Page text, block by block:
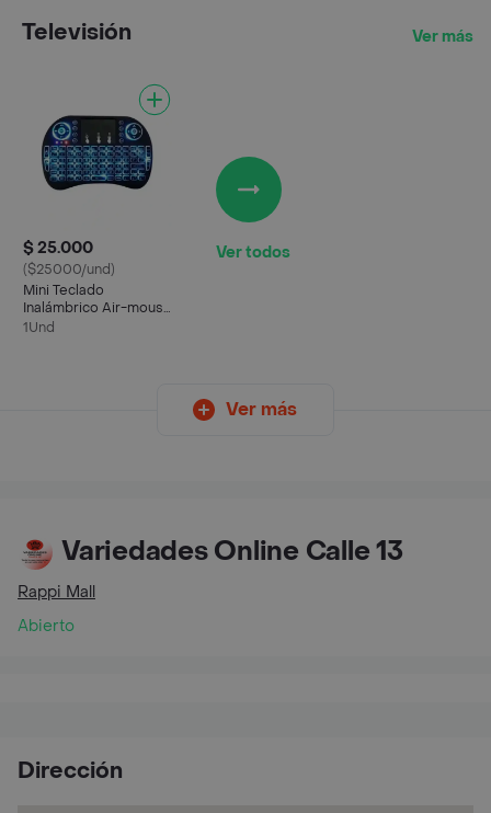
Televisión Ver más
$ 25.000
($25000/und)
Mini Teclado
Inalámbrico Air-mouse
Android Smart Tv
1Und
Ver todos
Ver más
Variedades Online Calle 13
Rappi Mall
Abierto
Dirección